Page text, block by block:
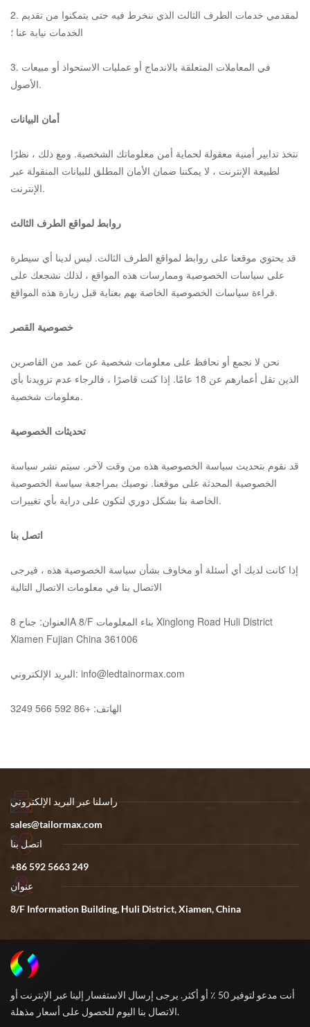
2. لمقدمي خدمات الطرف الثالث الذي ننخرط فيه حتى يتمكنوا من تقديم
الخدمات نيابة عنا ؛
3. في المعاملات المتعلقة بالاندماج أو عمليات الاستحواذ أو مبيعات
الأصول.
أمان البيانات
نتخذ تدابير أمنية معقولة لحماية أمن معلوماتك الشخصية. ومع ذلك ، نظرًا
لطبيعة الإنترنت ، لا يمكننا ضمان الأمان المطلق للبيانات المنقولة عبر
الإنترنت.
روابط لمواقع الطرف الثالث
قد يحتوي موقعنا على روابط لمواقع الطرف الثالث. ليس لدينا أي سيطرة
على سياسات الخصوصية وممارسات هذه المواقع ، لذلك نشجعك على
قراءة سياسات الخصوصية الخاصة بهم بعناية قبل زيارة هذه المواقع.
خصوصية القصر
نحن لا نجمع أو نحافظ على معلومات شخصية عن عمد من القاصرين
الذين تقل أعمارهم عن 18 عامًا. إذا كنت قاصرًا ، فالرجاء عدم تزويدنا بأي
معلومات شخصية.
تحديثات الخصوصية
قد نقوم بتحديث سياسة الخصوصية هذه من وقت لآخر. سيتم نشر سياسة
الخصوصية المحدثة على موقعنا. نوصيك بمراجعة سياسة الخصوصية
الخاصة بنا بشكل دوري لتكون على دراية بأي تغييرات.
اتصل بنا
إذا كانت لديك أي أسئلة أو مخاوف بشأن سياسة الخصوصية هذه ، فيرجى
الاتصال بنا في معلومات الاتصال التالية
العنوان: جناح 8A 8/F بناء المعلومات Xinglong Road Huli District
Xiamen Fujian China 361006
البريد الإلكتروني: info@ledtainormax.com
الهاتف: +86 592 566 3249
راسلنا عبر البريد الإلكتروني
sales@tailormax.com
اتصل بنا
+86 592 5663 249
عنوان
8/F Information Building, Huli District, Xiamen, China
أنت مدعو لتوفير 50 ٪ أو أكثر. يرجى إرسال الاستفسار إلينا عبر الإنترنت أو
الاتصال بنا اليوم للحصول على أسعار مذهلة.